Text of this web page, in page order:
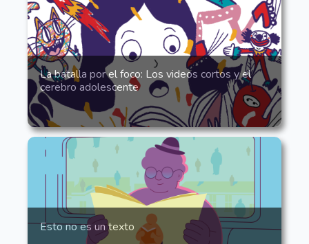
La batalla por el foco: Los videos cortos y el
cerebro adolescente
Esto no es un texto